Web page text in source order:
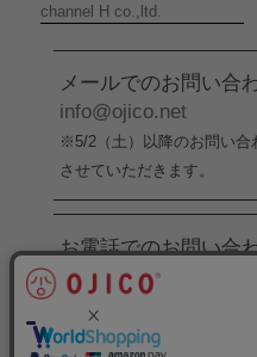
channel H co.,ltd.
メールでのお問い合
info@ojico.net
※5/2（土）以降のお問い合
させていただきます。
お電話でのお問い合
076-246-5050
※5/2（土）から5/6（水）
わせ受付をお休みさせてい